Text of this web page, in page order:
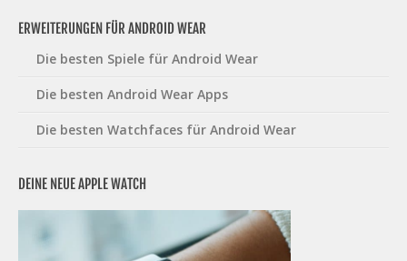
ERWEITERUNGEN FÜR ANDROID WEAR
Die besten Spiele für Android Wear
Die besten Android Wear Apps
Die besten Watchfaces für Android Wear
DEINE NEUE APPLE WATCH